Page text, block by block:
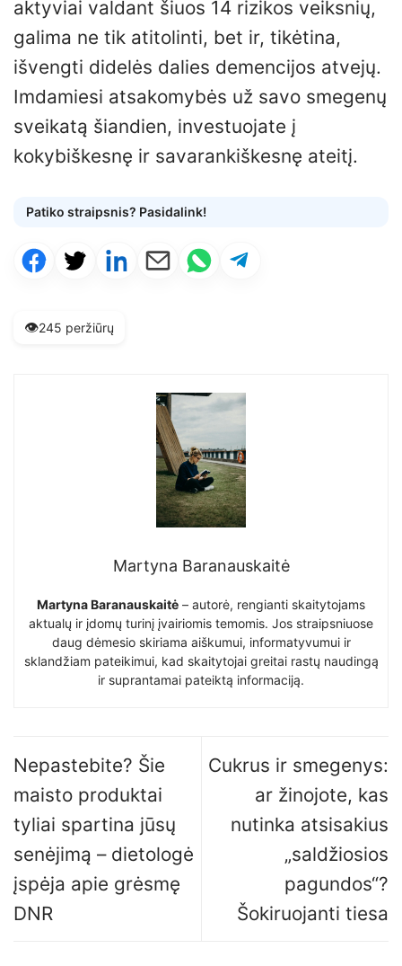
aktyviai valdant šiuos 14 rizikos veiksnių,
galima ne tik atitolinti, bet ir, tikėtina,
išvengti didelės dalies demencijos atvejų.
Imdamiesi atsakomybės už savo smegenų
sveikatą šiandien, investuojate į
kokybiškesnę ir savarankiškesnę ateitį.
Patiko straipsnis? Pasidalink!
👁️245 peržiūrų
Martyna Baranauskaitė
Martyna Baranauskaitė – autorė, rengianti skaitytojams
aktualų ir įdomų turinį įvairiomis temomis. Jos straipsniuose
daug dėmesio skiriama aiškumui, informatyvumui ir
sklandžiam pateikimui, kad skaitytojai greitai rastų naudingą
ir suprantamai pateiktą informaciją.
Nepastebite? Šie
maisto produktai
tyliai spartina jūsų
senėjimą – dietologė
įspėja apie grėsmę
DNR
Cukrus ir smegenys:
ar žinojote, kas
nutinka atsisakius
„saldžiosios
pagundos“?
Šokiruojanti tiesa